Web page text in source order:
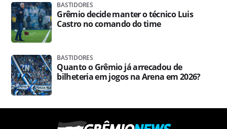
BASTIDORES
Grêmio decide manter o técnico Luis
Castro no comando do time
BASTIDORES
Quanto o Grêmio já arrecadou de
bilheteria em jogos na Arena em 2026?